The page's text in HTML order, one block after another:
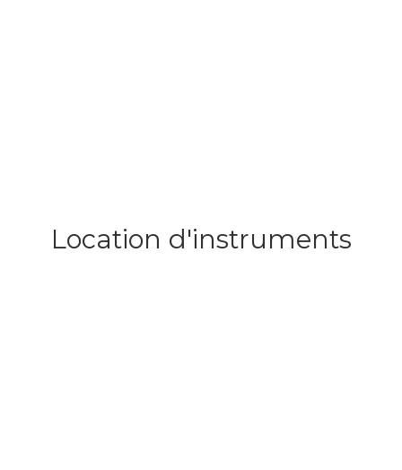
Location d'instruments